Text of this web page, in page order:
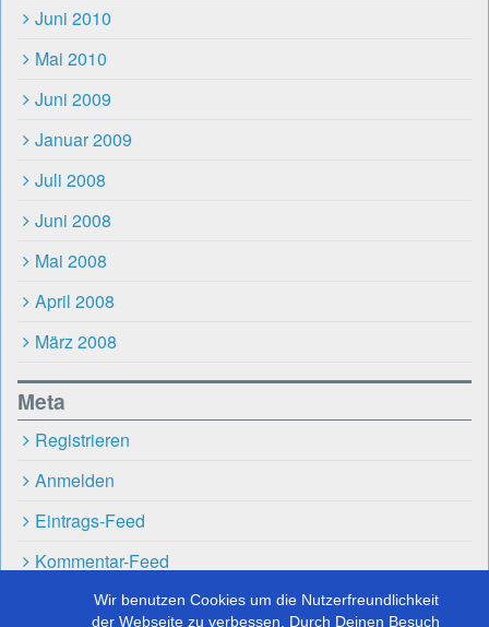
Wir benutzen Cookies um die Nutzerfreundlichkeit
der Webseite zu verbessen. Durch Deinen Besuch
Juni 2010
Mai 2010
Juni 2009
Januar 2009
Juli 2008
Juni 2008
Mai 2008
April 2008
März 2008
Meta
Registrieren
Anmelden
Eintrags-Feed
Kommentar-Feed
WordPress.org